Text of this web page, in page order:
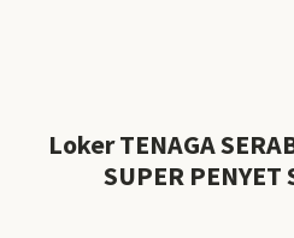
Loker TENAGA
SUPER PENYET